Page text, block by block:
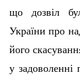
що дозвіл
України про
його
у задоволенні